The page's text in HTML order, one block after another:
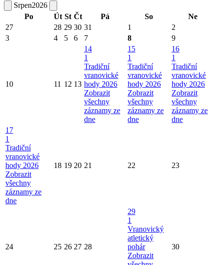
Srpen2026
Po
Út St Čt Pá So
Ne
27
28 29 30 31 1
2
3
4 5 6 7 8 9
10 11 12 13
14
1
Tradiční
vranovické
hody 2026
Zobrazit
všechny
záznamy ze
dne
15
1
Tradiční
vranovické
hody 2026
Zobrazit
všechny
záznamy ze
dne
16
1
Tradiční
vranovické
hody 2026
Zobrazit
všechny
záznamy ze
dne
17
1
Tradiční
vranovické
hody 2026
Zobrazit
všechny
záznamy ze
dne
18 19 20 21 22 23
24 25 26 27 28
29
1
Vranovický
atletický
pohár
Zobrazit
30